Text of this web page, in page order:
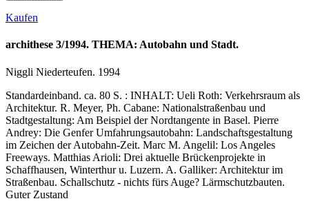
Kaufen
archithese 3/1994. THEMA: Autobahn und Stadt.
Niggli Niederteufen. 1994
Standardeinband. ca. 80 S. : INHALT: Ueli Roth: Verkehrsraum als
Architektur. R. Meyer, Ph. Cabane: Nationalstraßenbau und
Stadtgestaltung: Am Beispiel der Nordtangente in Basel. Pierre
Andrey: Die Genfer Umfahrungsautobahn: Landschaftsgestaltung
im Zeichen der Autobahn-Zeit. Marc M. Angelil: Los Angeles
Freeways. Matthias Arioli: Drei aktuelle Brückenprojekte in
Schaffhausen, Winterthur u. Luzern. A. Galliker: Architektur im
Straßenbau. Schallschutz - nichts fürs Auge? Lärmschutzbauten.
Guter Zustand